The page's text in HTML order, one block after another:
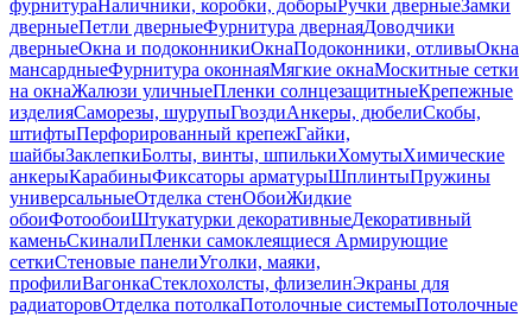
фурнитураНаличники, коробки, доборыРучки дверныеЗамки
дверныеПетли дверныеФурнитура двернаяДоводчики
дверныеОкна и подоконникиОкнаПодоконники, отливыОкна
мансардныеФурнитура оконнаяМягкие окнаМоскитные сетки
на окнаЖалюзи уличныеПленки солнцезащитныеКрепежные
изделияСаморезы, шурупыГвоздиАнкеры, дюбелиСкобы,
штифтыПерфорированный крепежГайки,
шайбыЗаклепкиБолты, винты, шпилькиХомутыХимические
анкерыКарабиныФиксаторы арматурыШплинтыПружины
универсальныеОтделка стенОбоиЖидкие
обоиФотообоиШтукатурки декоративныеДекоративный
каменьСкиналиПленки самоклеящиеся Армирующие
сеткиСтеновые панелиУголки, маяки,
профилиВагонкаСтеклохолсты, флизелинЭкраны для
радиаторовОтделка потолкаПотолочные системыПотолочные